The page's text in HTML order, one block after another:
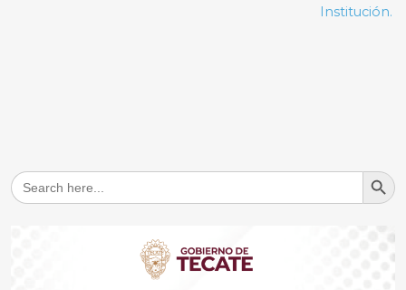
Institución.
Search
for:
Search